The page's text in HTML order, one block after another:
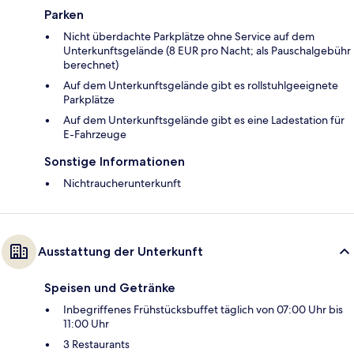
Parken
Nicht überdachte Parkplätze ohne Service auf dem
Unterkunftsgelände (8 EUR pro Nacht; als Pauschalgebühr
berechnet)
Auf dem Unterkunftsgelände gibt es rollstuhlgeeignete
Parkplätze
Auf dem Unterkunftsgelände gibt es eine Ladestation für
E-Fahrzeuge
Sonstige Informationen
Nichtraucherunterkunft
Ausstattung der Unterkunft
Speisen und Getränke
Inbegriffenes Frühstücksbuffet täglich von 07:00 Uhr bis
11:00 Uhr
3 Restaurants